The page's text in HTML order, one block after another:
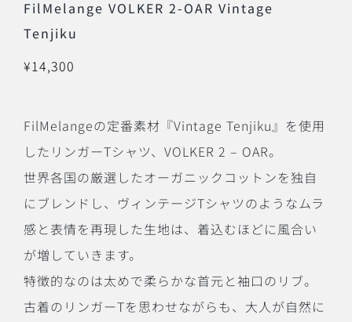
FilMelange VOLKER 2-OAR Vintage
Tenjiku
¥14,300
FilMelangeの定番素材『Vintage Tenjiku』を使用
したリンガーTシャツ、VOLKER 2 – OAR。
世界各国の厳選したオーガニックコットンを独自
にブレンドし、ヴィンテージTシャツのようなムラ
感と表情を再現した生地は、着込むほどに風合い
が増していきます。
特徴的なのは太めで柔らかな首元と袖口のリブ。
古着のリンガーTを思わせながらも、大人が自然に